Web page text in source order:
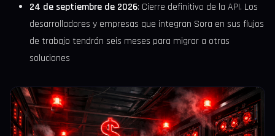
24 de septiembre de 2026: Cierre definitivo de la API. Los
desarrolladores y empresas que integran Sora en sus flujos
de trabajo tendrán seis meses para migrar a otras
soluciones